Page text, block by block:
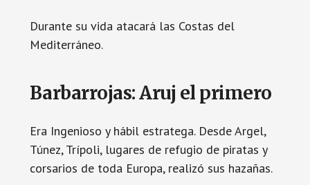
Durante su vida atacará las Costas del
Mediterráneo.
Barbarrojas: Aruj el primero
Era Ingenioso y hábil estratega. Desde Argel,
Túnez, Trípoli, lugares de refugio de piratas y
corsarios de toda Europa, realizó sus hazañas.